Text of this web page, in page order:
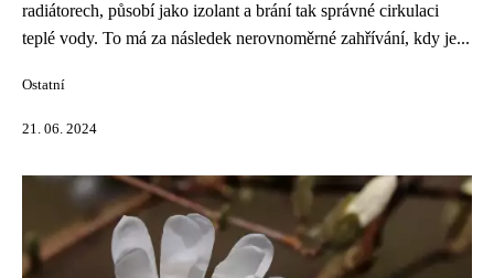
radiátorech, působí jako izolant a brání tak správné cirkulaci
teplé vody. To má za následek nerovnoměrné zahřívání, kdy je...
Ostatní
21. 06. 2024